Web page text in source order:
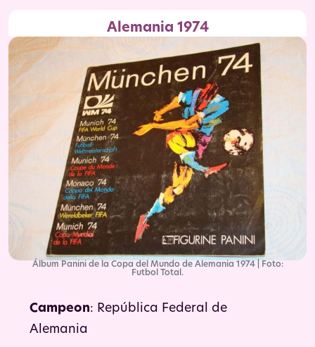
Alemania 1974
Álbum Panini de la Copa del Mundo de Alemania 1974 | Foto:
Futbol Total.
Campeon: República Federal de
Alemania